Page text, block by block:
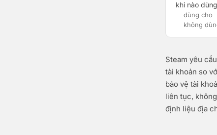
khi nào
dùng cho
không
Steam yêu
tài khoản so
bảo vệ tài
liên tục,
định liệu địa